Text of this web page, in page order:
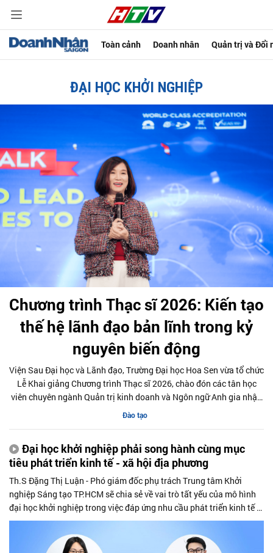
Toàn cảnh Doanh nhân Quản trị và Đổi
ĐẠI HỌC KHỞI NGHIỆP
Chương trình Thạc sĩ 2026: Kiến tạo
thế hệ lãnh đạo bản lĩnh trong kỷ
nguyên biến động
Viện Sau Đại học và Lãnh đạo, Trường Đại học Hoa Sen vừa tổ chức
Lễ Khai giảng Chương trình Thạc sĩ 2026, chào đón các tân học
viên chuyên ngành Quản trị kinh doanh và Ngôn ngữ Anh gia nhập
cộng đồng học tập bậc sau đại học.
Đào tạo
Đại học khởi nghiệp phải song hành cùng mục
tiêu phát triển kinh tế - xã hội địa phương
Th.S Đặng Thị Luận - Phó giám đốc phụ trách Trung tâm Khởi
nghiệp Sáng tạo TP.HCM sẽ chia sẻ về vai trò tất yếu của mô hình
đại học khởi nghiệp trong việc đáp ứng nhu cầu phát triển kinh tế -
xã hội của địa phương và khu vực. Bà cho rằng, sự đồng hành chặt
chẽ của Chính phủ và các cơ quan quản lý nhà nước thông qua các
chính sách hỗ trợ sẽ là động lực quan trọng, thúc đẩy quá trình